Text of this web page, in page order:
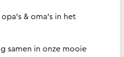
& oma’s in het
samen in onze mooie